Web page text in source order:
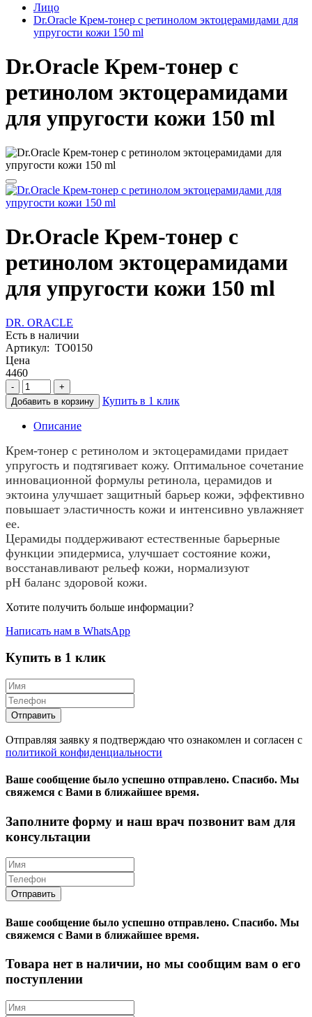
Лицо
Dr.Oracle Крем-тонер с ретинолом эктоцерамидами для
упругости кожи 150 ml
Dr.Oracle Крем-тонер с
ретинолом эктоцерамидами
для упругости кожи 150 ml
Dr.Oracle Крем-тонер с
ретинолом эктоцерамидами
для упругости кожи 150 ml
DR. ORACLE
Есть в наличии
Артикул: TO0150
Цена
4460
-
+
Добавить в корзину
Купить в 1 клик
Описание
Крем-тонер с ретинолом и эктоцерамидами придает
упругость и подтягивает кожу. Оптимальное сочетание
инновационной формулы ретинола, церамидов и
эктоина улучшает защитный барьер кожи, эффективно
повышает эластичность кожи и интенсивно увлажняет
ее.
Церамиды поддерживают естественные барьерные
функции эпидермиса, улучшает состояние кожи,
восстанавливают рельеф кожи, нормализуют
рН баланс здоровой кожи.
Хотите получить больше информации?
Написать нам в WhatsApp
Купить в 1 клик
Отправляя заявку я подтверждаю что ознакомлен и согласен с
политикой конфиденциальности
Ваше сообщение было успешно отправлено. Спасибо. Mы
свяжемся с Вами в ближайшее время.
Заполните форму и наш врач позвонит вам для
консультации
Ваше сообщение было успешно отправлено. Спасибо. Mы
свяжемся с Вами в ближайшее время.
Товара нет в наличии, но мы сообщим вам о его
поступлении